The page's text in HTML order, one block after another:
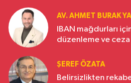
AV. AHMET BURAK
IBAN mağdurları
düzenleme ve ceza
ŞEREF ÖZATA
Belirsizlikten